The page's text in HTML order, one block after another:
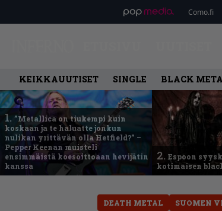
Como.fi
KEIKKAUUTISET SINGLE BLACK
1. ”Metallica on tiukempi kuin
koskaan ja te haluatte jonkun
nulikan yrittävän olla Hetfield?” –
Pepper Keenan muisteli
ensimmäistä koesoittoaan hevijätin
kanssa
2. Espoon
kotimaisen
DEATH METAL SUOMEN